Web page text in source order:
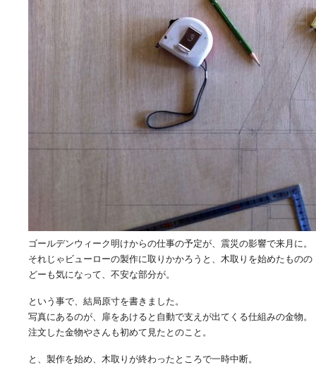
ゴールデンウィーク明けからの仕事の予定が、震災の影響で来月に。
それじゃビューローの製作に取りかかろうと、木取りを始めたものの
どーも気になって、不安な部分が。
という事で、結局原寸を書きました。
写真にあるのが、扉をあけると自動で支えが出てくる仕組みの金物。
注文した金物やさんも初めて見たとのこと。
と、製作を始め、木取りが終わったところで一時中断。